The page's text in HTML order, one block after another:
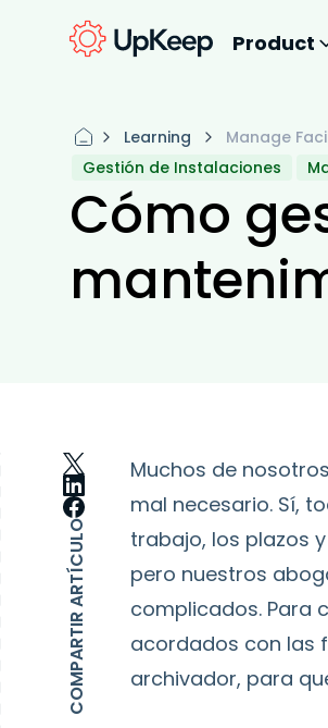
Product
Learning
Manage
Gestión de Instalaciones
Cómo
COMPARTIR ARTÍCULO
Muchos de
mal necesario. Sí,
trabajo, los plazos
pero nuestros
complicados. Para
acordados con las
archivador, para